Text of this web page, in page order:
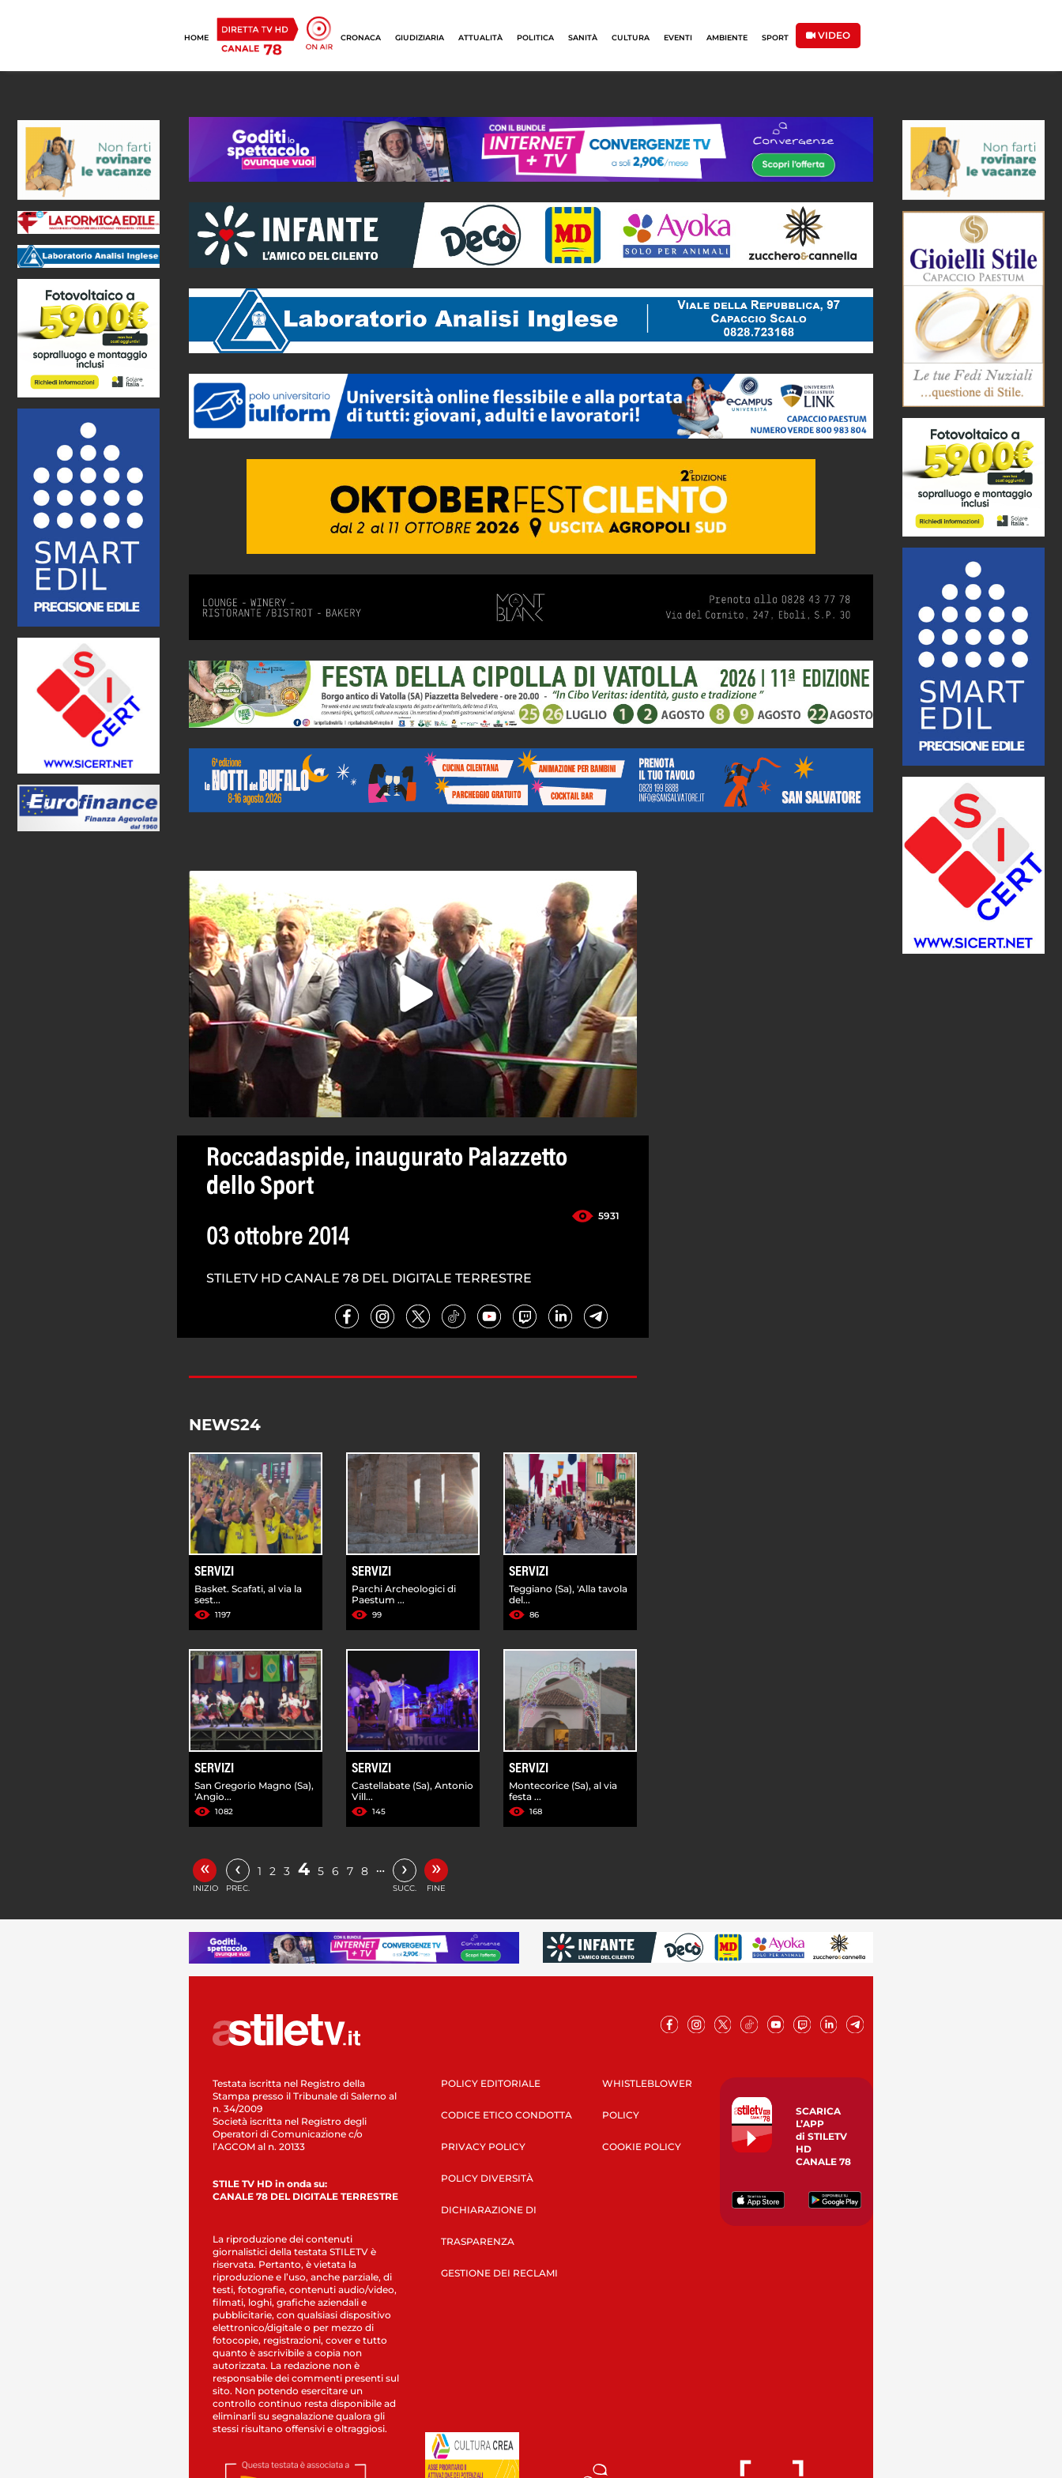
HOME CRONACA GIUDIZIARIA ATTUALITÀ POLITICA SANITÀ CULTURA EVENTI AMBIENTE SPORT VIDEO
Roccadaspide, inaugurato Palazzetto
dello Sport
5931
03 ottobre 2014
STILETV HD CANALE 78 DEL DIGITALE TERRESTRE
NEWS24
SERVIZI
Basket. Scafati, al via la
sest...
1197
SERVIZI
Parchi Archeologici di
Paestum ...
99
SERVIZI
Teggiano (Sa), 'Alla tavola
del...
86
SERVIZI
San Gregorio Magno (Sa),
'Angio...
1082
SERVIZI
Castellabate (Sa), Antonio
Vill...
145
SERVIZI
Montecorice (Sa), al via
festa ...
168
«
INIZIO
‹
PREC.
1 2 3 4 5 6 7 8 … ›
SUCC.
»
FINE
Testata iscritta nel Registro della
Stampa presso il Tribunale di Salerno al
n. 34/2009
Società iscritta nel Registro degli
Operatori di Comunicazione c/o
l’AGCOM al n. 20133
STILE TV HD in onda su:
CANALE 78 DEL DIGITALE TERRESTRE
La riproduzione dei contenuti
giornalistici della testata STILETV è
riservata. Pertanto, è vietata la
riproduzione e l’uso, anche parziale, di
testi, fotografie, contenuti audio/video,
filmati, loghi, grafiche aziendali e
pubblicitarie, con qualsiasi dispositivo
elettronico/digitale o per mezzo di
fotocopie, registrazioni, cover e tutto
quanto è ascrivibile a copia non
autorizzata. La redazione non è
responsabile dei commenti presenti sul
sito. Non potendo esercitare un
controllo continuo resta disponibile ad
eliminarli su segnalazione qualora gli
stessi risultano offensivi e oltraggiosi.
POLICY EDITORIALE
CODICE ETICO CONDOTTA
PRIVACY POLICY
POLICY DIVERSITÀ
DICHIARAZIONE DI
TRASPARENZA
GESTIONE DEI RECLAMI
WHISTLEBLOWER
POLICY
COOKIE POLICY
SCARICA
L’APP
di STILETV
HD
CANALE 78